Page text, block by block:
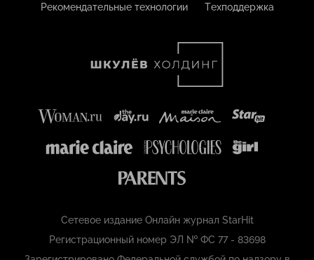
Рекомендательные технологии
Техподдержка
Сетевое издание Онлайн журнал StarHit
Регистрационный номер ЭЛ № ФС 77 - 83698